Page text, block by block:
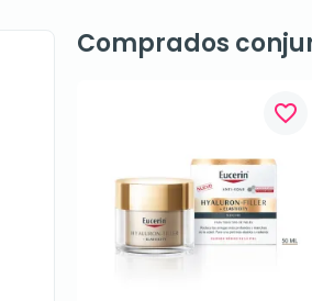
Comprados
favorite_border